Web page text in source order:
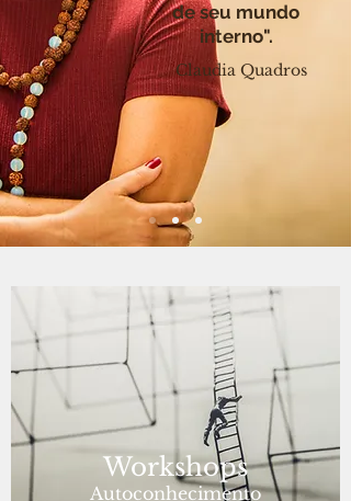
Workshops
Autoconhecimento
de seu mundo
interno".
Claudia Quadros